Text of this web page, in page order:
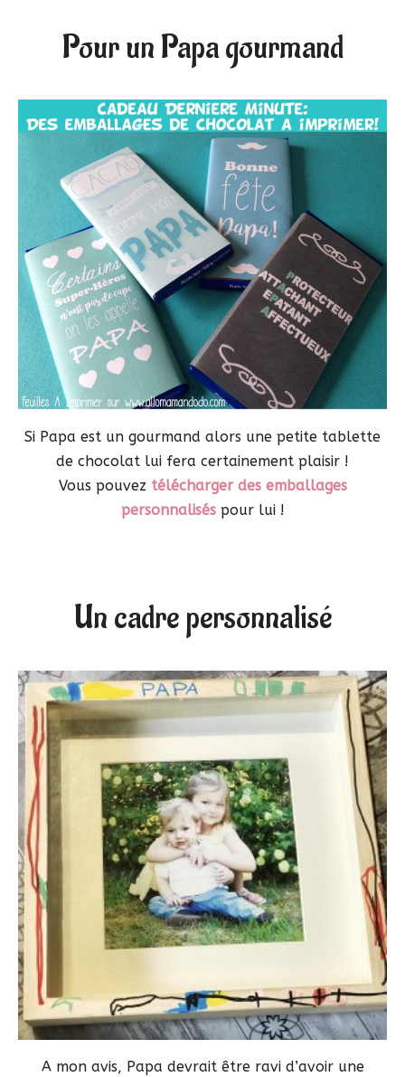
Pour un Papa gourmand
Si Papa est un gourmand alors une petite tablette
de chocolat lui fera certainement plaisir !
Vous pouvez télécharger des emballages
personnaliséspour lui !
Un cadre personnalisé
A mon avis, Papa devrait être ravi d’avoir une